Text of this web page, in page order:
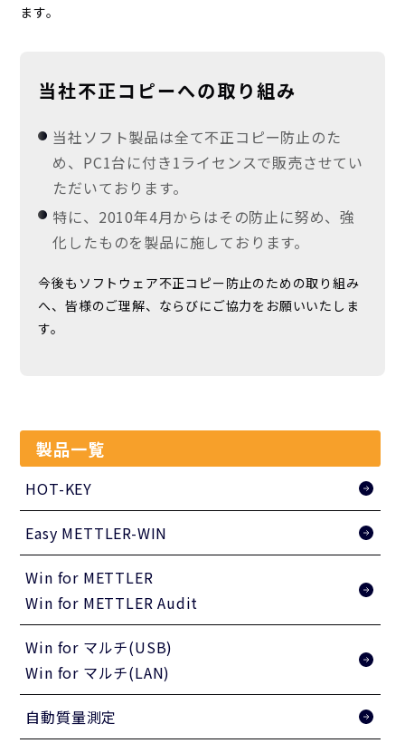
ます。
当社不正コピーへの取り組み
当社ソフト製品は全て不正コピー防止のた
め、PC1台に付き1ライセンスで販売させてい
ただいております。
特に、2010年4月からはその防止に努め、強
化したものを製品に施しております。
今後もソフトウェア不正コピー防止のための取り組み
へ、皆様のご理解、ならびにご協力をお願いいたしま
す。
製品一覧
HOT-KEY
Easy METTLER-WIN
Win for METTLER
Win for METTLER Audit
Win for マルチ(USB)
Win for マルチ(LAN)
自動質量測定